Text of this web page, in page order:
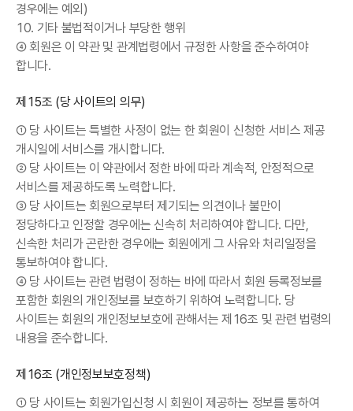
경우에는 예외)
10. 기타 불법적이거나 부당한 행위
④ 회원은 이 약관 및 관계법령에서 규정한 사항을 준수하여야
합니다.
제15조 (당 사이트의 의무)
① 당 사이트는 특별한 사정이 없는 한 회원이 신청한 서비스 제공
개시일에 서비스를 개시합니다.
② 당 사이트는 이 약관에서 정한 바에 따라 계속적, 안정적으로
서비스를 제공하도록 노력합니다.
③ 당 사이트는 회원으로부터 제기되는 의견이나 불만이
정당하다고 인정할 경우에는 신속히 처리하여야 합니다. 다만,
신속한 처리가 곤란한 경우에는 회원에게 그 사유와 처리일정을
통보하여야 합니다.
④ 당 사이트는 관련 법령이 정하는 바에 따라서 회원 등록정보를
포함한 회원의 개인정보를 보호하기 위하여 노력합니다. 당
사이트는 회원의 개인정보보호에 관해서는 제16조 및 관련 법령의
내용을 준수합니다.
제16조 (개인정보보호정책)
① 당 사이트는 회원가입신청 시 회원이 제공하는 정보를 통하여